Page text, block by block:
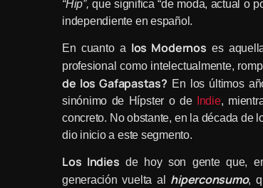
“Hip”, que significa “de moda, actual o
independiente en español.
En cuanto a los Modernos es
profesional como intelectualmente,
de los Gafapastas? En los últimos
sinónimo de Hípster o de
Indie,
concreto. No obstante, en la década de
dio inicio a este segmento.
Los Indies de hoy son gente que,
generación vuelta al hiperconsumo,